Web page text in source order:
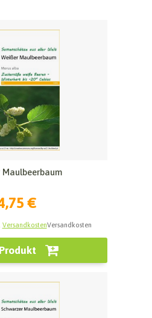
Maulbeerbaum
€
VersandkostenVersandkosten